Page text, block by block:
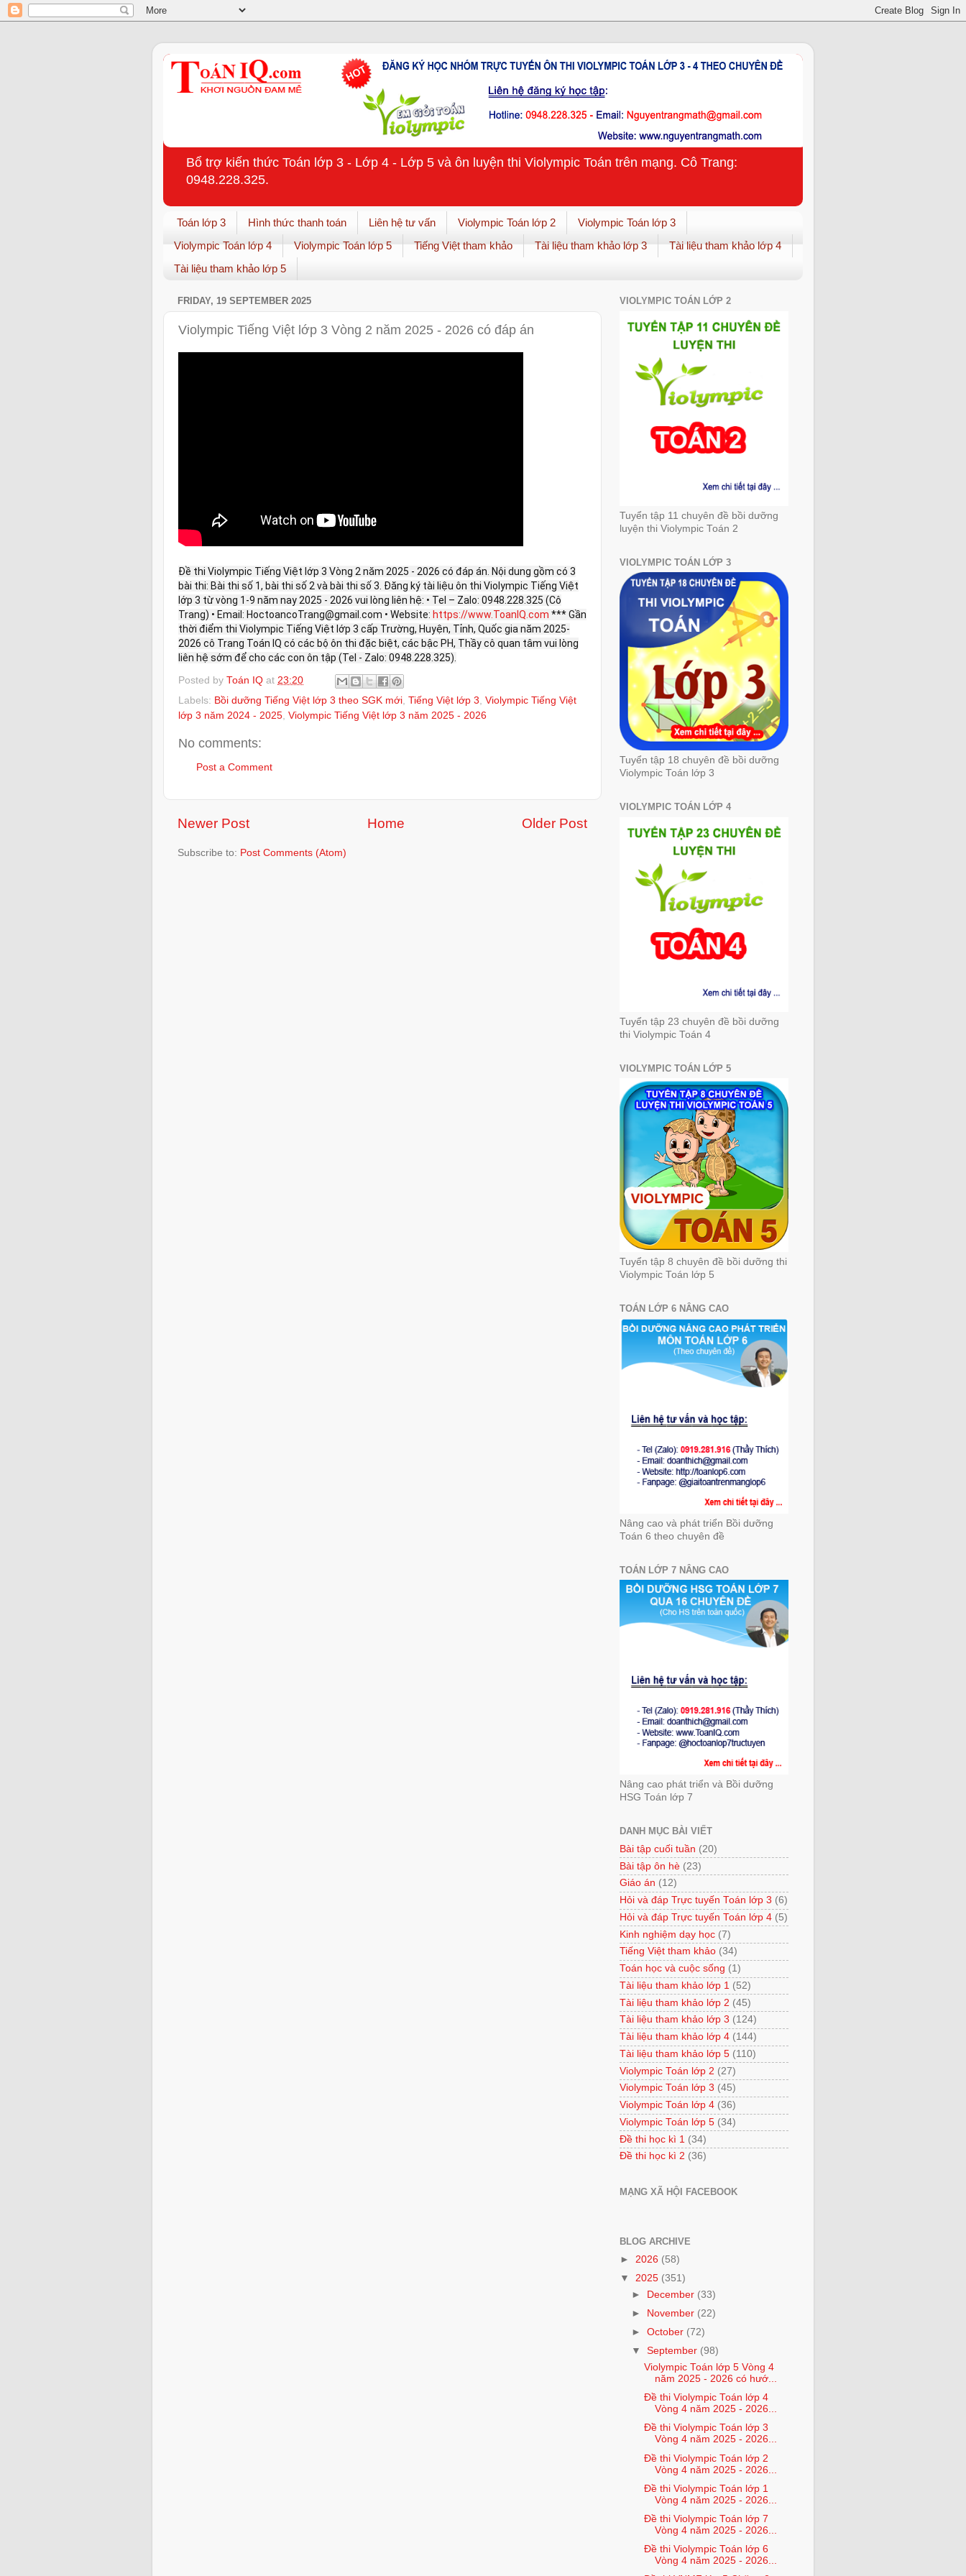
Bổ trợ kiến thức Toán lớp 3 - Lớp 4 - Lớp 5 và ôn luyện thi Violympic Toán trên mạng. Cô Trang:
0948.228.325.
Toán lớp 3 Hình thức thanh toán Liên hệ tư vấn Violympic Toán lớp 2
Violympic Toán lớp 3
Violympic Toán lớp 4
Violympic Toán lớp 5 Tiếng Việt tham khảo Tài liệu tham khảo lớp 3
Tài liệu tham khảo lớp 4
Tài liệu tham khảo lớp 5
FRIDAY, 19 SEPTEMBER 2025
Violympic Tiếng Việt lớp 3 Vòng 2 năm 2025 - 2026 có đáp án
Đề thi Violympic Tiếng Việt lớp 3 Vòng 2 năm 2025 - 2026 có đáp án. Nội dung gồm có 3
bài thi: Bài thi số 1, bài thi số 2 và bài thi số 3. Đăng ký tài liệu ôn thi Violympic Tiếng Việt
lớp 3 từ vòng 1-9 năm nay 2025 - 2026 vui lòng liên hệ: • Tel – Zalo: 0948.228.325 (Cô
Trang) • Email: HoctoancoTrang@gmail.com • Website: https://www.ToanIQ.com *** Gần
thời điểm thi Violympic Tiếng Việt lớp 3 cấp Trường, Huyện, Tỉnh, Quốc gia năm 2025-
2026 cô Trang Toán IQ có các bộ ôn thi đặc biệt, các bậc PH, Thầy cô quan tâm vui lòng
liên hệ sớm để cho các con ôn tập (Tel - Zalo: 0948.228.325).
Posted by Toán IQ at 23:20
Labels: Bồi dưỡng Tiếng Việt lớp 3 theo SGK mới, Tiếng Việt lớp 3, Violympic Tiếng Việt
lớp 3 năm 2024 - 2025, Violympic Tiếng Việt lớp 3 năm 2025 - 2026
No comments:
Post a Comment
Newer Post Older Post
Home
Subscribe to: Post Comments (Atom)
VIOLYMPIC TOÁN LỚP 2
Tuyển tập 11 chuyên đề bồi dưỡng
luyện thi Violympic Toán 2
VIOLYMPIC TOÁN LỚP 3
Tuyển tập 18 chuyên đề bồi dưỡng
Violympic Toán lớp 3
VIOLYMPIC TOÁN LỚP 4
Tuyển tập 23 chuyên đề bồi dưỡng
thi Violympic Toán 4
VIOLYMPIC TOÁN LỚP 5
Tuyển tập 8 chuyên đề bồi dưỡng thi
Violympic Toán lớp 5
TOÁN LỚP 6 NÂNG CAO
Nâng cao và phát triển Bồi dưỡng
Toán 6 theo chuyên đề
TOÁN LỚP 7 NÂNG CAO
Nâng cao phát triển và Bồi dưỡng
HSG Toán lớp 7
DANH MỤC BÀI VIẾT
Bài tập cuối tuần (20)
Bài tập ôn hè (23)
Giáo án (12)
Hỏi và đáp Trực tuyến Toán lớp 3 (6)
Hỏi và đáp Trực tuyến Toán lớp 4 (5)
Kinh nghiệm dạy học (7)
Tiếng Việt tham khảo (34)
Toán học và cuộc sống (1)
Tài liệu tham khảo lớp 1 (52)
Tài liệu tham khảo lớp 2 (45)
Tài liệu tham khảo lớp 3 (124)
Tài liệu tham khảo lớp 4 (144)
Tài liệu tham khảo lớp 5 (110)
Violympic Toán lớp 2 (27)
Violympic Toán lớp 3 (45)
Violympic Toán lớp 4 (36)
Violympic Toán lớp 5 (34)
Đề thi học kì 1 (34)
Đề thi học kì 2 (36)
MẠNG XÃ HỘI FACEBOOK
BLOG ARCHIVE
► 2026 (58)
▼ 2025 (351)
►
December (33)
►
November (22)
►October (72)
▼September (98)
Violympic Toán lớp 5 Vòng 4
năm 2025 - 2026 có hướ...
Đề thi Violympic Toán lớp 4
Vòng 4 năm 2025 - 2026...
Đề thi Violympic Toán lớp 3
Vòng 4 năm 2025 - 2026...
Đề thi Violympic Toán lớp 2
Vòng 4 năm 2025 - 2026...
Đề thi Violympic Toán lớp 1
Vòng 4 năm 2025 - 2026...
Đề thi Violympic Toán lớp 7
Vòng 4 năm 2025 - 2026...
Đề thi Violympic Toán lớp 6
Vòng 4 năm 2025 - 2026...